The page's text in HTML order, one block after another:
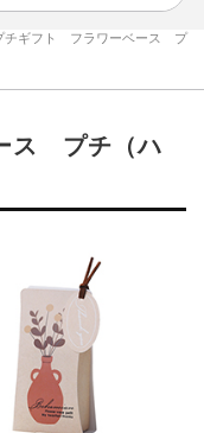
チギフト フラワーベース プ
ス プチ（ハ